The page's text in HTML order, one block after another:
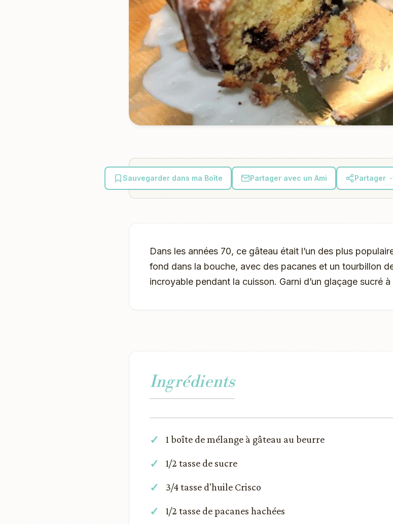
Sauvegarder dans ma Boîte Partager avec un Ami Partager
Dans les années 70, ce gâteau était l’un des plus
fond dans la bouche, avec des pacanes et un tourbillon
incroyable pendant la cuisson. Garni d’un glaçage sucré à
Ingrédients
1 boîte de mélange à gâteau au beurre
1/2 tasse de sucre
3/4 tasse d'huile Crisco
1/2 tasse de pacanes hachées